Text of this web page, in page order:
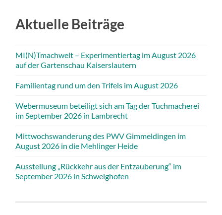
Aktuelle Beiträge
MI(N)Tmachwelt – Experimentiertag im August 2026
auf der Gartenschau Kaiserslautern
Familientag rund um den Trifels im August 2026
Webermuseum beteiligt sich am Tag der Tuchmacherei
im September 2026 in Lambrecht
Mittwochswanderung des PWV Gimmeldingen im
August 2026 in die Mehlinger Heide
Ausstellung „Rückkehr aus der Entzauberung“ im
September 2026 in Schweighofen